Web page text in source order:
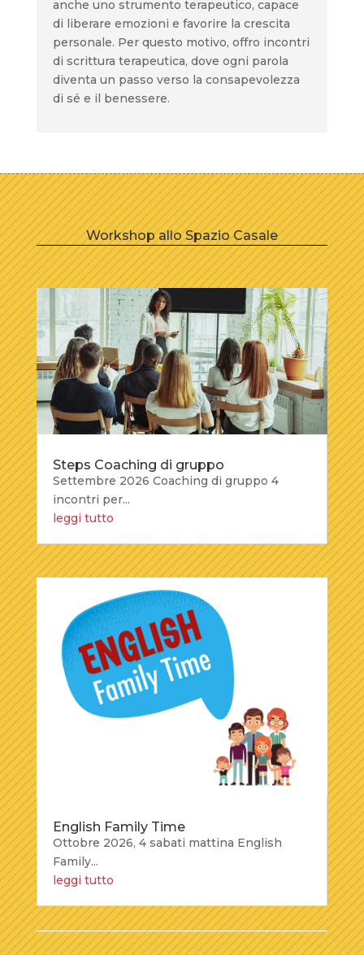
anche uno strumento terapeutico, capace
di liberare emozioni e favorire la crescita
personale. Per questo motivo, offro incontri
di scrittura terapeutica, dove ogni parola
diventa un passo verso la consapevolezza
di sé e il benessere.
Workshop allo Spazio Casale
Steps Coaching di gruppo
Settembre 2026 Coaching di gruppo 4
incontri per...
leggi tutto
English Family Time
Ottobre 2026, 4 sabati mattina English
Family...
leggi tutto